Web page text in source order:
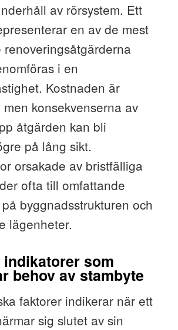
av rörsystem. Ett
en av de mest
i en
Kostnaden är
konsekvenserna av
åtgärden kan bli
på lång sikt.
orsakade av bristfälliga
ofta till omfattande
byggnadsstrukturen och
lägenheter.
indikatorer som
behov av stambyte
faktorer indikerar när ett
sig slutet av sin